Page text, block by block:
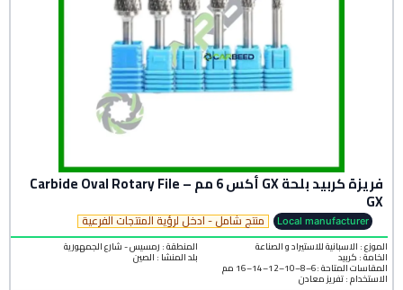
فريزة كربيد بلحة GX أكس 6 مم – Carbide Oval Rotary File
GX
Local manufacturer منتج شامل - ادخل لرؤية المنتجات الفرعية
الموزع : الاسبانية للاستيراد و الصناعة
الخامة : كربيد
المنطقة : رمسيس - شارع الجمهورية
بلد المنشأ :الصين
المقاسات المتاحة :6–8–10–12–14–16 مم
الاستخدام : تفريز معادن